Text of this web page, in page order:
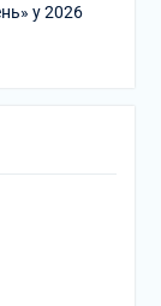
у 2026